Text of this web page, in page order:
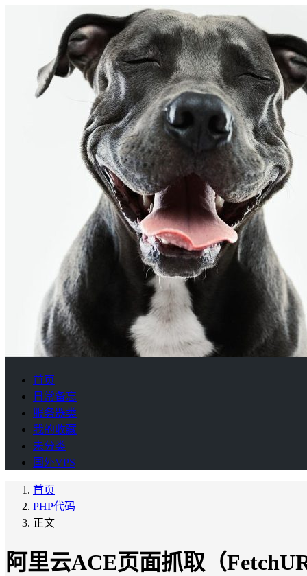
首页
日常备忘
服务器类
我的收藏
未分类
国外VPS
首页
PHP代码
正文
阿里云ACE页面抓取（